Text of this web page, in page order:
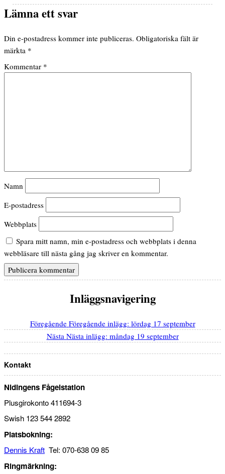
Lämna ett svar
Din e-postadress kommer inte publiceras. Obligatoriska fält är
märkta *
Kommentar *
Namn
E-postadress
Webbplats
Spara mitt namn, min e-postadress och webbplats i denna
webbläsare till nästa gång jag skriver en kommentar.
Inläggsnavigering
Föregående Föregående inlägg: lördag 17 september
Nästa Nästa inlägg: måndag 19 september
Kontakt
Nidingens Fågelstation
Plusgirokonto 411694-3
Swish 123 544 2892
Platsbokning:
Dennis Kraft Tel: 070-638 09 85
Ringmärkning: